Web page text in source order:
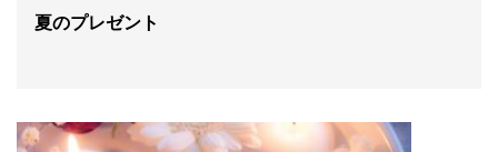
夏のプレゼント